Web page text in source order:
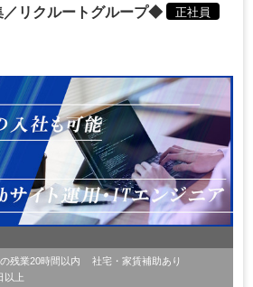
／リクルートグループ◆
正社員
残業20時間以内
社宅・家賃補助あり
以上